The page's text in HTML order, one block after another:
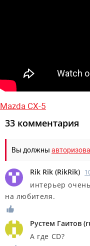
Mazda CX-5
33 комментария
Вы должны
Rik Rik (RikRik)
интерьер
на любителя.
Рустем Гаитов (
А где CD?